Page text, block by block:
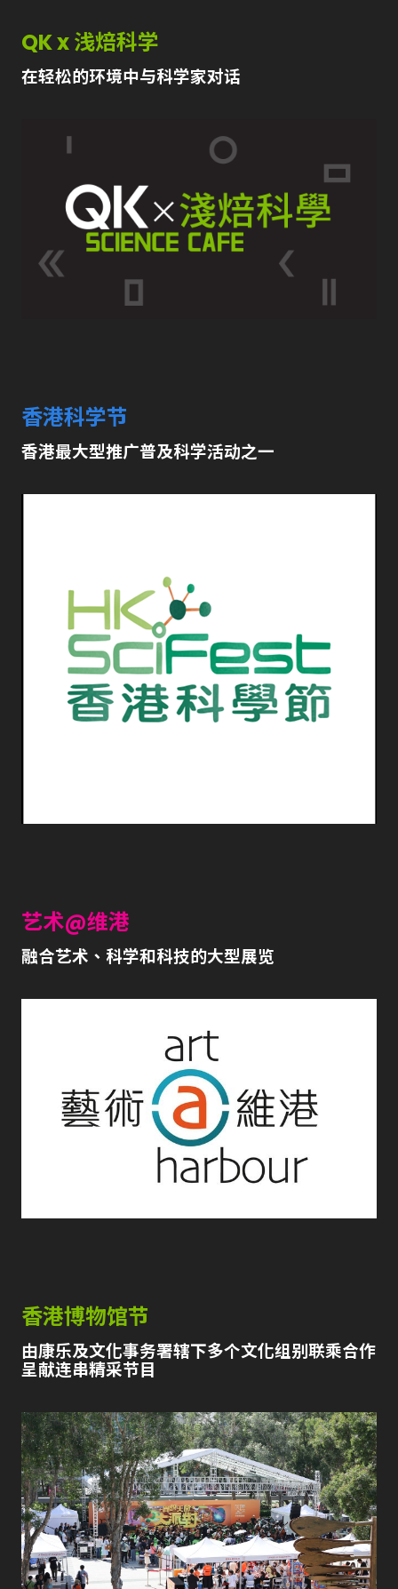
QK x 浅焙科学
在轻松的环境中与科学家对话
香港科学节
香港最大型推广普及科学活动之一
艺术@维港
融合艺术、科学和科技的大型展览
香港博物馆节
由康乐及文化事务署辖下多个文化组别联乘合作
呈献连串精采节目